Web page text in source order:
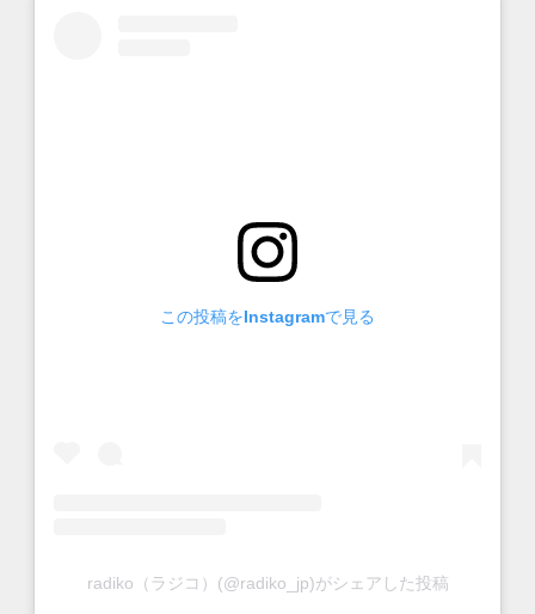
この投稿をInstagramで見る
radiko（ラジコ）(@radiko_jp)がシェアした投稿